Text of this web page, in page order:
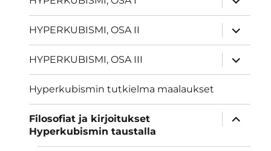
HYPERKUBISMI, OSA II
näytä
HYPERKUBISMI, OSA III
näytä
Hyperkubismin tutkielma maalaukset
Filosofiat ja kirjoitukset
Hyperkubismin taustalla
näytä